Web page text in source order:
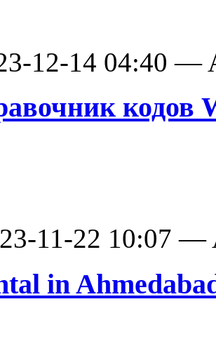
12-14 04:40 —
кодов
11-22 10:07 —
in